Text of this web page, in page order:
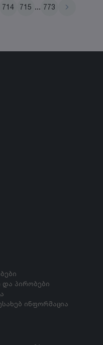
714 715 ... 773
და პირობები
ინფორმაცია